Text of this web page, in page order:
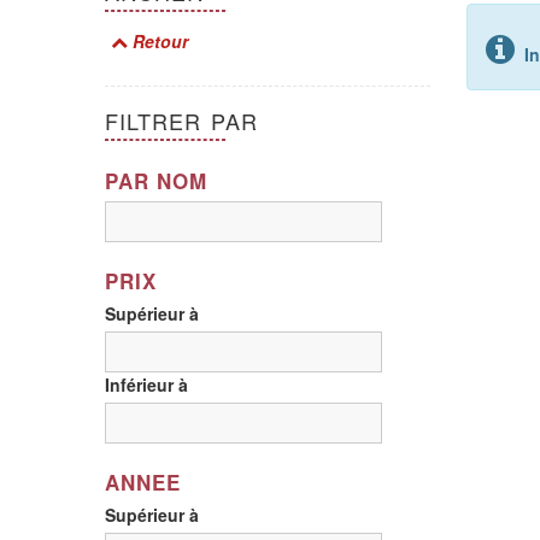
Retour
FILTRER PAR
PAR NOM
PRIX
Supérieur à
Inférieur à
ANNEE
Supérieur à